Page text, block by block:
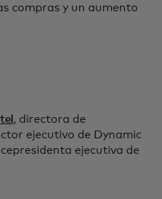
compras y un aumento
, directora de
ejecutivo de Dynamic
ejecutiva de